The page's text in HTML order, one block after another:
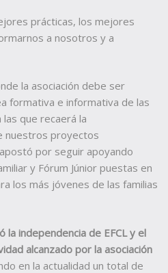
prácticas, los mejores
a nosotros y a
la asociación debe ser
formativa e informativa de las
que recaerá la
nuestros proyectos
por seguir apoyando
y Fórum Júnior puestas en
los más jóvenes de las familias
la independencia de EFCL y el
alcanzado por la asociación
en la actualidad un total de